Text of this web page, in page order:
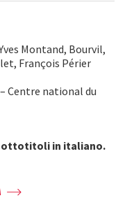
Montand, Bourvil,
François Périer
– Centre national du
in italiano.